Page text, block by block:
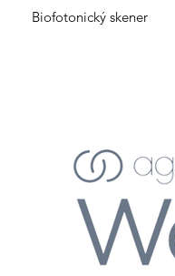
Biofotonický skener